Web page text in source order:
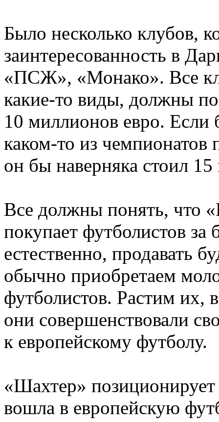
Было несколько клубов,
заинтересованность в
«ПСЖ», «Монако». Все
какие-то виды, должны
10 миллионов евро. Если
каком-то из чемпионатов
он бы наверняка стоил
Все должны понять, что
покупает футболистов
естественно, продавать
обычно приобретаем
футболистов. Растим их,
они совершенствовали
к европейскому футболу.
«Шахтер» позиционирует
вошла в европейскую